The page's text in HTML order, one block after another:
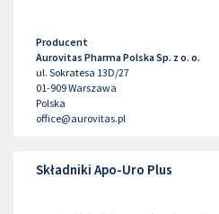
Producent
Aurovitas Pharma Polska Sp. z o. o.
ul. Sokratesa 13D/27
01-909Warszawa
Polska
office@aurovitas.pl
Składniki Apo-Uro Plus